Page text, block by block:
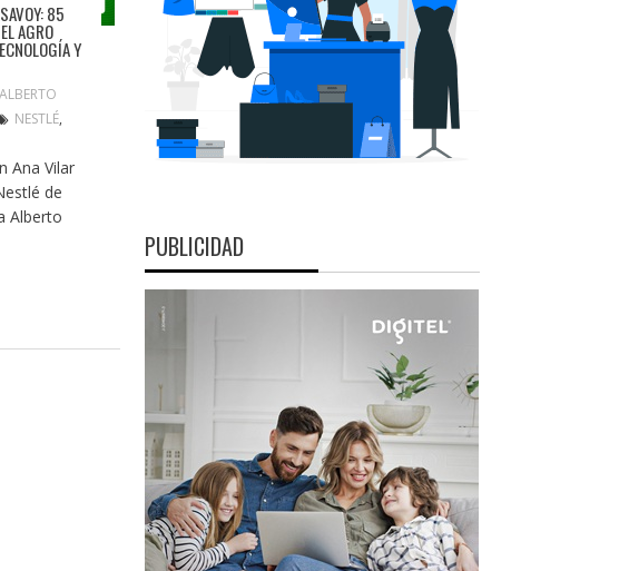
85
AGRO
Y
ALBERTO
NESTLÉ,
Ana Vilar
de
Alberto
PUBLICIDAD